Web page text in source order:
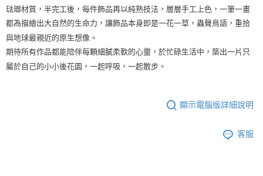
琺瑯材質，半完工後，每件飾品再以純熟技法，層層手工上色，一筆一畫
都為描繪出大自然的生命力，讓飾品本身即是一花一草，蟲聲鳥語，重拾
與地球最親近的原生想像。
期待所有作品都能陪伴每顆細膩柔軟的心靈，於忙碌生活中，築出一片只
屬於自己的小小後花園，一起呼吸，一起散步。
顯示電腦版詳細說明
客服